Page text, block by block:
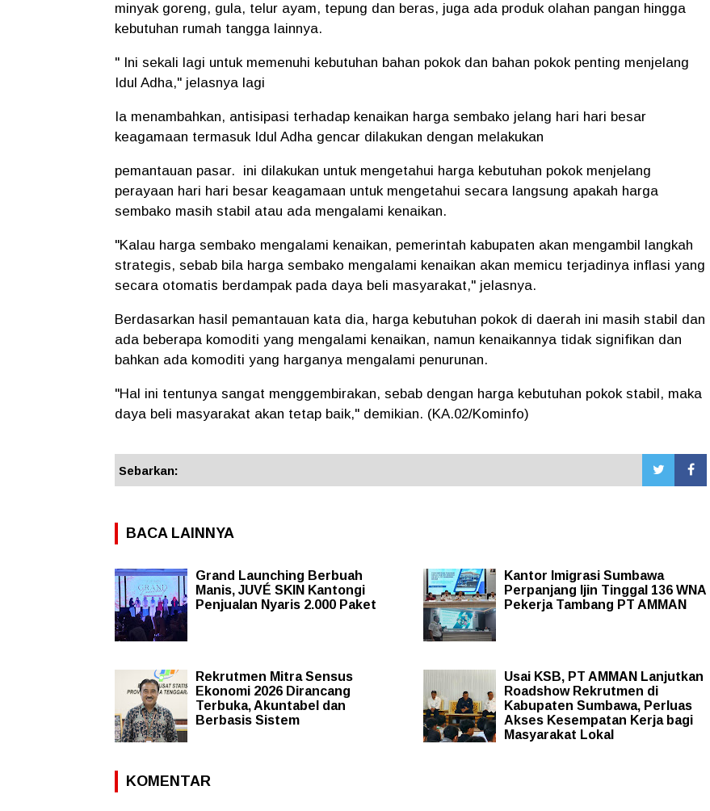
minyak goreng, gula, telur ayam, tepung dan beras, juga ada produk olahan pangan hingga
kebutuhan rumah tangga lainnya.
" Ini sekali lagi untuk memenuhi kebutuhan bahan pokok dan bahan pokok penting menjelang
Idul Adha," jelasnya lagi
Ia menambahkan, antisipasi terhadap kenaikan harga sembako jelang hari hari besar
keagamaan termasuk Idul Adha gencar dilakukan dengan melakukan
pemantauan pasar. ini dilakukan untuk mengetahui harga kebutuhan pokok menjelang
perayaan hari hari besar keagamaan untuk mengetahui secara langsung apakah harga
sembako masih stabil atau ada mengalami kenaikan.
"Kalau harga sembako mengalami kenaikan, pemerintah kabupaten akan mengambil langkah
strategis, sebab bila harga sembako mengalami kenaikan akan memicu terjadinya inflasi yang
secara otomatis berdampak pada daya beli masyarakat," jelasnya.
Berdasarkan hasil pemantauan kata dia, harga kebutuhan pokok di daerah ini masih stabil dan
ada beberapa komoditi yang mengalami kenaikan, namun kenaikannya tidak signifikan dan
bahkan ada komoditi yang harganya mengalami penurunan.
"Hal ini tentunya sangat menggembirakan, sebab dengan harga kebutuhan pokok stabil, maka
daya beli masyarakat akan tetap baik," demikian. (KA.02/Kominfo)
Sebarkan:
BACA LAINNYA
Grand Launching Berbuah
Manis, JUVÉ SKIN Kantongi
Penjualan Nyaris 2.000 Paket
Kantor Imigrasi Sumbawa
Perpanjang Ijin Tinggal 136 WNA
Pekerja Tambang PT AMMAN
Rekrutmen Mitra Sensus
Ekonomi 2026 Dirancang
Terbuka, Akuntabel dan
Berbasis Sistem
Usai KSB, PT AMMAN Lanjutkan
Roadshow Rekrutmen di
Kabupaten Sumbawa, Perluas
Akses Kesempatan Kerja bagi
Masyarakat Lokal
KOMENTAR